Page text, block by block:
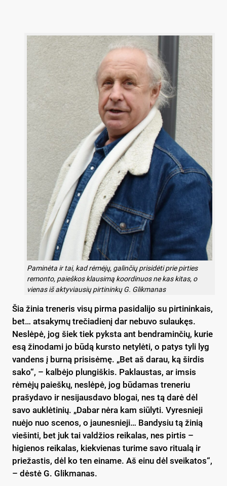
Paminėta ir tai, kad rėmėjų, galinčių prisidėti prie pirties
remonto, paieškos klausimą koordinuos ne kas kitas, o
vienas iš aktyviausių pirtininkų G. Glikmanas
Šia žinia treneris visų pirma pasidalijo su pirtininkais,
bet… atsakymų trečiadienį dar nebuvo sulaukęs.
Neslėpė, jog šiek tiek pyksta ant bendraminčių, kurie
esą žinodami jo būdą kursto netylėti, o patys tyli lyg
vandens į burną prisisėmę. „Bet aš darau, ką širdis
sako“, – kalbėjo plungiškis. Paklaustas, ar imsis
rėmėjų paieškų, neslėpė, jog būdamas treneriu
prašydavo ir nesijausdavo blogai, nes tą darė dėl
savo auklėtinių. „Dabar nėra kam siūlyti. Vyresnieji
nuėjo nuo scenos, o jaunesnieji… Bandysiu tą žinią
viešinti, bet juk tai valdžios reikalas, nes pirtis –
higienos reikalas, kiekvienas turime savo ritualą ir
priežastis, dėl ko ten einame. Aš einu dėl sveikatos“,
– dėstė G. Glikmanas.